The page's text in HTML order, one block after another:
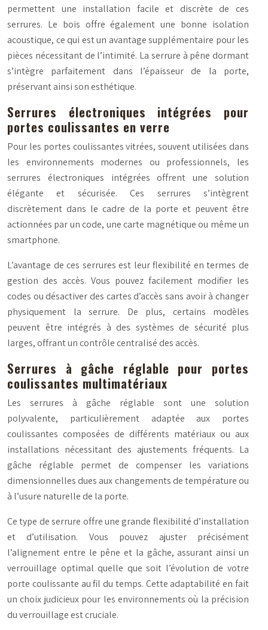
permettent une installation facile et discrète de ces
serrures. Le bois offre également une bonne isolation
acoustique, ce qui est un avantage supplémentaire pour les
pièces nécessitant de l’intimité. La serrure à pêne dormant
s’intègre parfaitement dans l’épaisseur de la porte,
préservant ainsi son esthétique.
Serrures électroniques intégrées pour
portes coulissantes en verre
Pour les portes coulissantes vitrées, souvent utilisées dans
les environnements modernes ou professionnels, les
serrures électroniques intégrées offrent une solution
élégante et sécurisée. Ces serrures s’intègrent
discrètement dans le cadre de la porte et peuvent être
actionnées par un code, une carte magnétique ou même un
smartphone.
L’avantage de ces serrures est leur flexibilité en termes de
gestion des accès. Vous pouvez facilement modifier les
codes ou désactiver des cartes d’accès sans avoir à changer
physiquement la serrure. De plus, certains modèles
peuvent être intégrés à des systèmes de sécurité plus
larges, offrant un contrôle centralisé des accès.
Serrures à gâche réglable pour portes
coulissantes multimatériaux
Les serrures à gâche réglable sont une solution
polyvalente, particulièrement adaptée aux portes
coulissantes composées de différents matériaux ou aux
installations nécessitant des ajustements fréquents. La
gâche réglable permet de compenser les variations
dimensionnelles dues aux changements de température ou
à l’usure naturelle de la porte.
Ce type de serrure offre une grande flexibilité d’installation
et d’utilisation. Vous pouvez ajuster précisément
l’alignement entre le pêne et la gâche, assurant ainsi un
verrouillage optimal quelle que soit l’évolution de votre
porte coulissante au fil du temps. Cette adaptabilité en fait
un choix judicieux pour les environnements où la précision
du verrouillage est cruciale.